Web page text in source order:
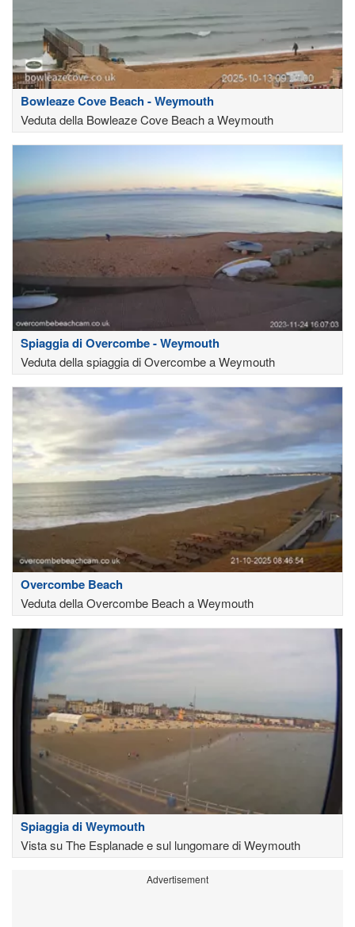
Bowleaze Cove Beach - Weymouth
Veduta della Bowleaze Cove Beach a Weymouth
Spiaggia di Overcombe - Weymouth
Veduta della spiaggia di Overcombe a Weymouth
Overcombe Beach
Veduta della Overcombe Beach a Weymouth
Spiaggia di Weymouth
Vista su The Esplanade e sul lungomare di Weymouth
Advertisement